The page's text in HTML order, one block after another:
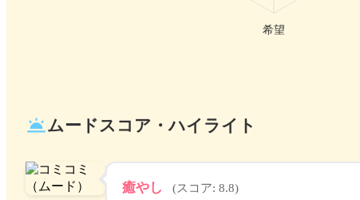
wb_twilightムードスコア・ハイライト
癒やし (スコア: 8.8)